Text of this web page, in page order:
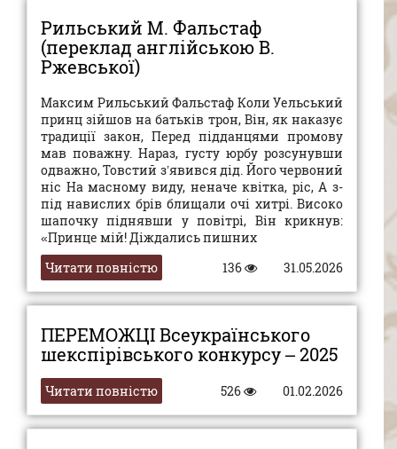
Рильський М. Фальстаф
(переклад англійською В.
Ржевської)
Максим Рильський Фальстаф Коли Уельський
принц зійшов на батьків трон, Він, як наказує
традиції закон, Перед підданцями промову
мав поважну. Нараз, густу юрбу розсунувши
одважно, Товстий з’явився дід. Його червоний
ніс На масному виду, неначе квітка, ріс, А з-
під навислих брів блищали очі хитрі. Високо
шапочку піднявши у повітрі, Він крикнув:
«Принце мій! Діждались пишних
Читати повністю
31.05.2026
136
ПЕРЕМОЖЦІ Всеукраїнського
шекспірівського конкурсу – 2025
Читати повністю 01.02.2026
526